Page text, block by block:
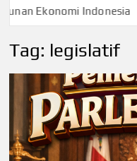
Indonesia
Tag: legislatif